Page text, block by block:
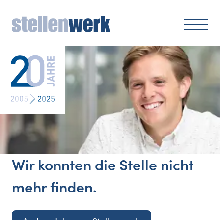
Wir konnten die Stelle nicht
mehr finden.